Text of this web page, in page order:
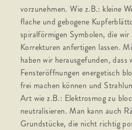
vorzunehmen. Wie z.B.: kleine
flache und gebogene
spiralförmigen Symbolen, die
Korrekturen anfertigen lassen.
haben wir herausgefunden,
Fensteröffnungen energetisch
frei machen können und
Art wie z.B.: Elektrosmog zu
neutralisieren. Man kann auch
Grundstücke, die nicht richtig